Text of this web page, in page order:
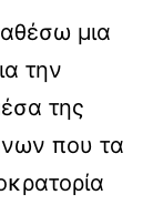
μια
την
της
που τα